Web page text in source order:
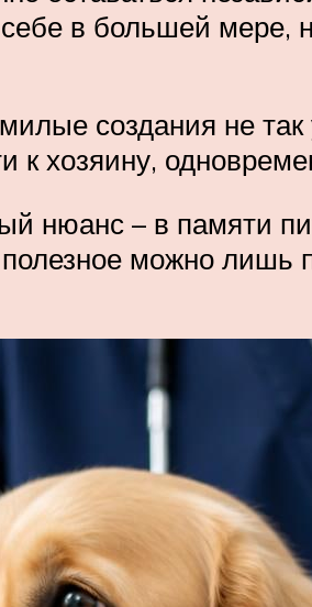
в большей мере,
создания не
к хозяину,
нюанс – в памяти
можно лишь